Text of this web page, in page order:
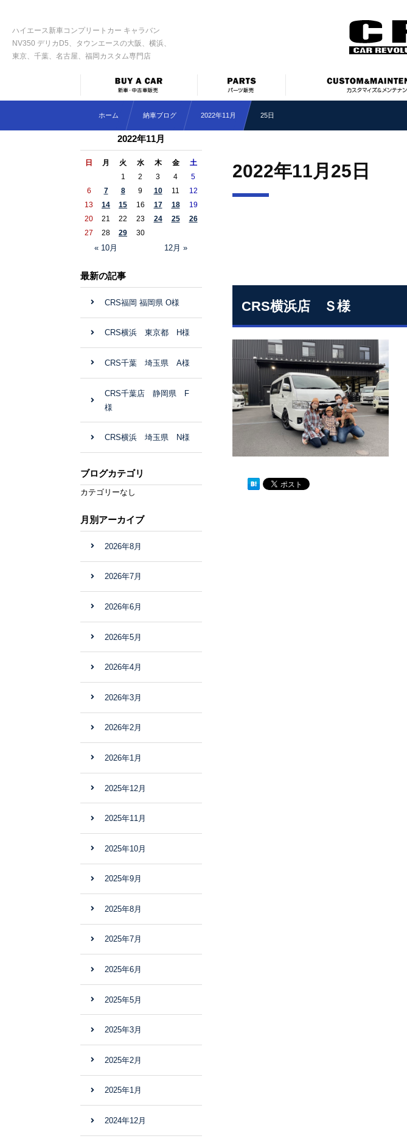
ハイエース新車コンプリートカー キャラバン
NV350 デリカD5、タウンエースの大阪、横浜、
東京、千葉、名古屋、福岡カスタム専門店
ホーム 納車ブログ 2022年11月 25日
2022年11月25日
CRS横浜店 Ｓ様
2022年11月
日 月 火 水 木 金 土
« 10月 12月 »
1 2 3 4
5
6
7 8 9 10 11
12
13
14 15 16 17 18
19
20
21 22 23 24 25
26
27
28 29 30
最新の記事
CRS福岡 福岡県 O様
CRS横浜 東京都 H様
CRS千葉 埼玉県 A様
CRS千葉店 静岡県 F
様
CRS横浜 埼玉県 N様
ブログカテゴリ
カテゴリーなし
月別アーカイブ
2026年8月
2026年7月
2026年6月
2026年5月
2026年4月
2026年3月
2026年2月
2026年1月
2025年12月
2025年11月
2025年10月
2025年9月
2025年8月
2025年7月
2025年6月
2025年5月
2025年3月
2025年2月
2025年1月
2024年12月